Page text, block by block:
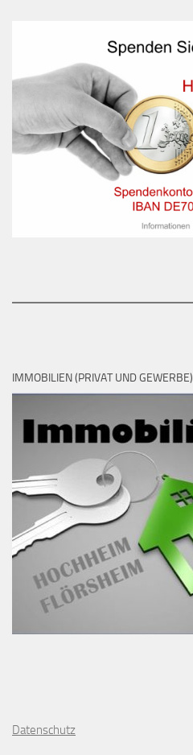
IMMOBILIEN (PRIVAT UND GEWERBE)
Datenschutz